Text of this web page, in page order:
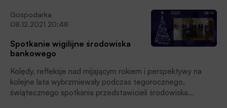
Gospodarka
08.12.2021 20:48
Spotkanie wigilijne środowiska
bankowego
Kolędy, refleksje nad mijającym rokiem i perspektywy na
kolejne lata wybrzmiewały podczas tegorocznego,
świątecznego spotkania przedstawicieli środowiska